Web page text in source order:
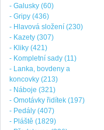
- Galusky (60)
- Gripy (436)
- Hlavová složení (230)
- Kazety (307)
- Kliky (421)
- Kompletní sady (11)
- Lanka, bovdeny a
koncovky (213)
- Náboje (321)
- Omotávky řidítek (197)
- Pedály (407)
- Pláště (1829)